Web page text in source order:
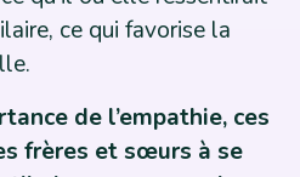
ce qui favorise la
de l’empathie, ces
frères et sœurs à se